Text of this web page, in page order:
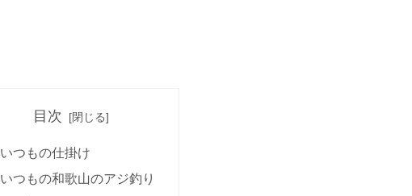
目次
いつもの仕掛け
いつもの和歌山のアジ釣り